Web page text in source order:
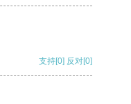
支持[0] 反对[0]